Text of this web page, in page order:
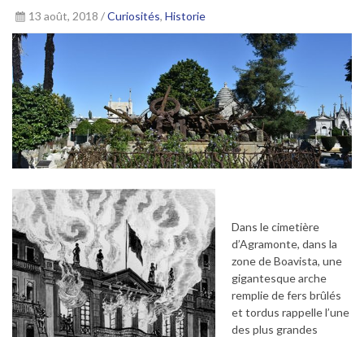
13 août, 2018 /Curiosités, Historie
Dans le cimetière
d’Agramonte, dans la
zone de Boavista, une
gigantesque arche
remplie de fers brûlés
et tordus rappelle l’une
des plus grandes